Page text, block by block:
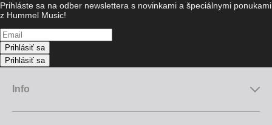
Prihláste sa na odber newslettera s novinkami a špeciálnymi ponukami
z Hummel Music!
Prihlásiť sa
Prihlásiť sa
Info